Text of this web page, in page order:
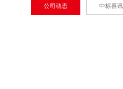
公司动态 中标喜讯